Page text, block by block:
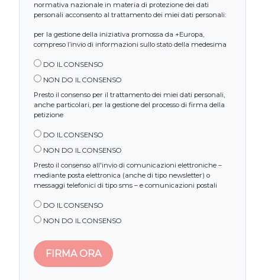
normativa nazionale in materia di protezione dei dati
personali acconsento al trattamento dei miei dati personali:
per la gestione della iniziativa promossa da +Europa,
compreso l’invio di informazioni sullo stato della medesima
DO IL CONSENSO
NON DO IL CONSENSO
Presto il consenso per il trattamento dei miei dati personali,
anche particolari, per la gestione del processo di firma della
petizione
DO IL CONSENSO
NON DO IL CONSENSO
Presto il consenso all'invio di comunicazioni elettroniche –
mediante posta elettronica (anche di tipo newsletter) o
messaggi telefonici di tipo sms – e comunicazioni postali
DO IL CONSENSO
NON DO IL CONSENSO